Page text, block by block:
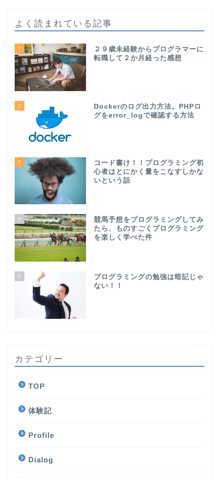
よく読まれている記事
1
２９歳未経験からプログラマーに
転職して２か月経った感想
2
Dockerのログ出力方法。PHPロ
グをerror_logで確認する方法
3
コード書け！！プログラミング初
心者はとにかく量をこなすしかな
いという話
4
競馬予想をプログラミングしてみ
たら、ものすごくプログラミング
を楽しく学べた件
5
プログラミングの勉強は暗記じゃ
ない！！
カテゴリー
TOP
体験記
Profile
Dialog